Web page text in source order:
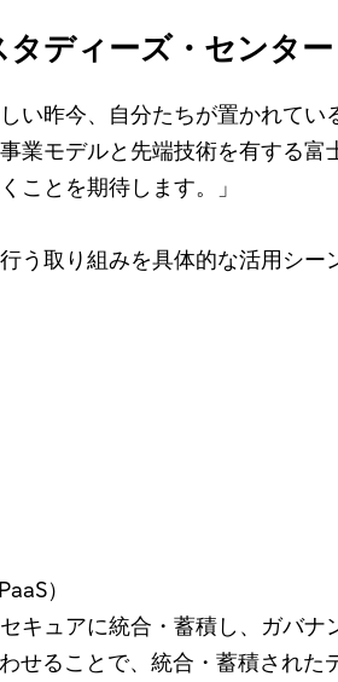
タディーズ・センタ
い昨今、自分たちが置かれて
業モデルと先端技術を有する
ことを期待します。」
う取り組みを具体的な活用シ
）
キュアに統合・蓄積し、ガバ
せることで、統合・蓄積され